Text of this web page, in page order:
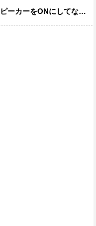
フにしたくなる音ｗｗｗｗｗｗｗｗｗｗｗ